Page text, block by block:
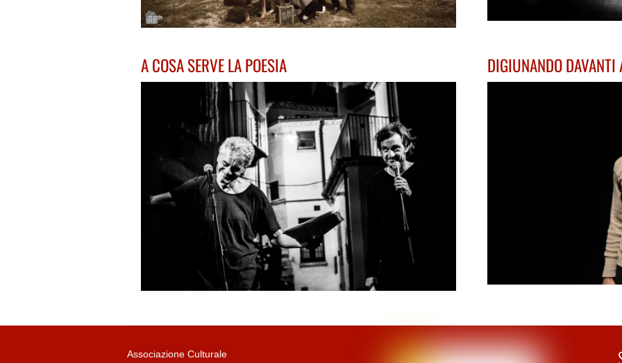
A COSA SERVE LA POESIA DIGIUNANDO DAVANTI
Associazione Culturale